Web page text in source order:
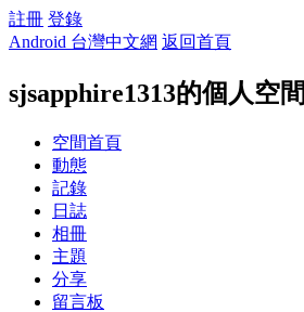
註冊 登錄
Android 台灣中文網 返回首頁
sjsapphire1313的個人空間
空間首頁
動態
記錄
日誌
相冊
主題
分享
留言板